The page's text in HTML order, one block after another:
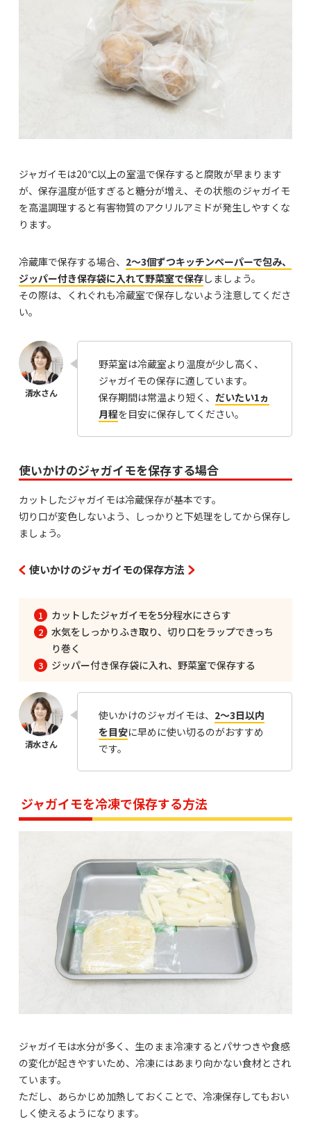
ジャガイモは20℃以上の室温で保存すると腐敗が早まります
が、保存温度が低すぎると糖分が増え、その状態のジャガイモ
を高温調理すると有害物質のアクリルアミドが発生しやすくな
ります。
冷蔵庫で保存する場合、 2～3個ずつキッチンペーパーで包み、
ジッパー付き保存袋に入れて野菜室で保存しましょう。
その際は、くれぐれも冷蔵室で保存しないよう注意してくださ
い。
野菜室は冷蔵室より温度が少し高く、
ジャガイモの保存に適しています。
保存期間は常温より短く、 だいたい1ヵ
月程を目安に保存してください。
使いかけのジャガイモを保存する場合
カットしたジャガイモは冷蔵保存が基本です。
切り口が変色しないよう、しっかりと下処理をしてから保存し
ましょう。
使いかけのジャガイモの保存方法
カットしたジャガイモを5分程水にさらす
水気をしっかりふき取り、切り口をラップできっち
り巻く
ジッパー付き保存袋に入れ、野菜室で保存する
使いかけのジャガイモは、 2～3日以内
を目安に早めに使い切るのがおすすめ
です。
ジャガイモを冷凍で保存する方法
ジャガイモは水分が多く、生のまま冷凍するとパサつきや食感
の変化が起きやすいため、冷凍にはあまり向かない食材とされ
ています。
ただし、あらかじめ加熱しておくことで、冷凍保存してもおい
しく使えるようになります。